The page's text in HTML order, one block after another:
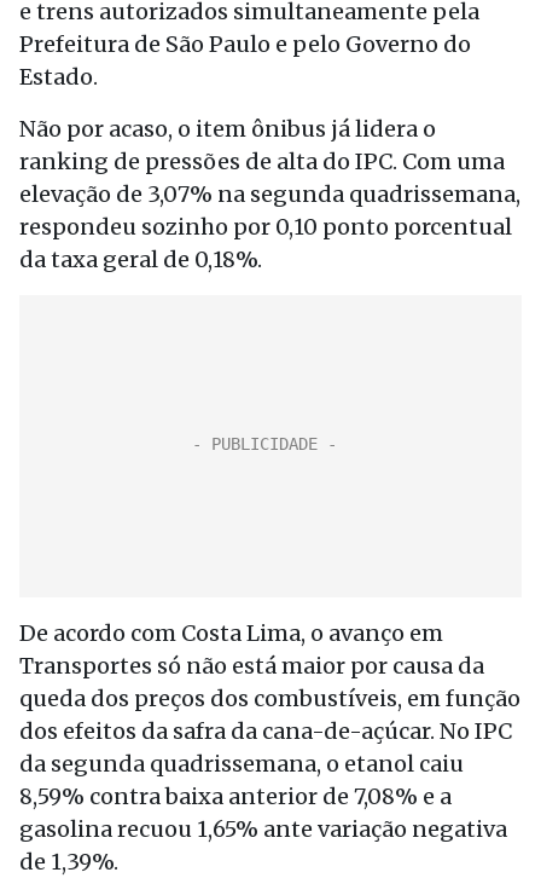
e trens autorizados simultaneamente pela
Prefeitura de São Paulo e pelo Governo do
Estado.
Não por acaso, o item ônibus já lidera o
ranking de pressões de alta do IPC. Com uma
elevação de 3,07% na segunda quadrissemana,
respondeu sozinho por 0,10 ponto porcentual
da taxa geral de 0,18%.
De acordo com Costa Lima, o avanço em
Transportes só não está maior por causa da
queda dos preços dos combustíveis, em função
dos efeitos da safra da cana-de-açúcar. No IPC
da segunda quadrissemana, o etanol caiu
8,59% contra baixa anterior de 7,08% e a
gasolina recuou 1,65% ante variação negativa
de 1,39%.